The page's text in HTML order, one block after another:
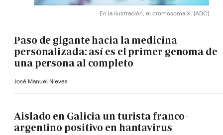
En la ilustración, el cromosoma X. (ABC)
Paso de gigante hacia la medicina
personalizada: así es el primer genoma de
una persona al completo
José Manuel Nieves
Aislado en Galicia un turista franco-
argentino positivo en hantavirus